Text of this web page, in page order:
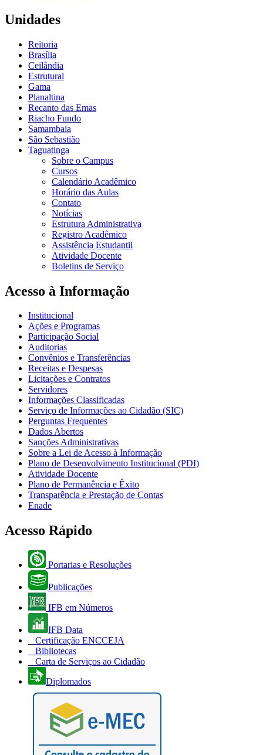
Unidades
Reitoria
Brasília
Ceilândia
Estrutural
Gama
Planaltina
Recanto das Emas
Riacho Fundo
Samambaia
São Sebastião
Taguatinga
Sobre o Campus
Cursos
Calendário Acadêmico
Horário das Aulas
Contato
Notícias
Estrutura Administrativa
Registro Acadêmico
Assistência Estudantil
Atividade Docente
Boletins de Serviço
Acesso à Informação
Institucional
Ações e Programas
Participação Social
Auditorias
Convênios e Transferências
Receitas e Despesas
Licitações e Contratos
Servidores
Informações Classificadas
Serviço de Informações ao Cidadão (SIC)
Perguntas Frequentes
Dados Abertos
Sanções Administrativas
Sobre a Lei de Acesso à Informação
Plano de Desenvolvimento Institucional (PDI)
Atividade Docente
Plano de Permanência e Êxito
Transparência e Prestação de Contas
Enade
Acesso Rápido
Portarias e Resoluções
Publicações
IFB em Números
IFB Data
Certificação ENCCEJA
Bibliotecas
Carta de Serviços ao Cidadão
Diplomados